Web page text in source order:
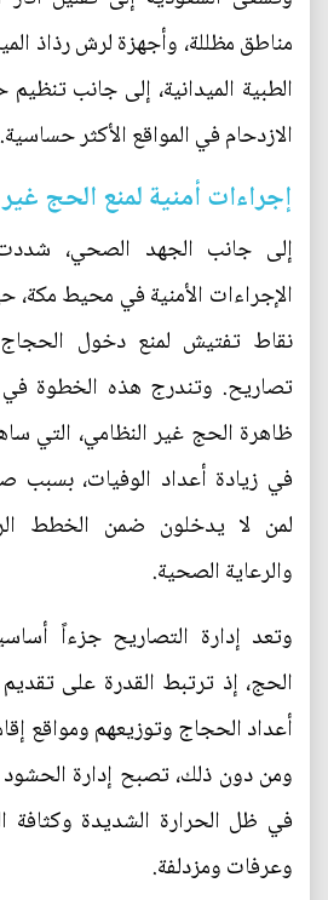
مناطق مظللة، وأجهزة لرش رذاذ
الطبية الميدانية، إلى جانب
الازدحام في المواقع الأكثر حساسية.
إجراءات أمنية لمنع الحج
إلى جانب الجهد الصحي،
الإجراءات الأمنية في محيط مكة،
نقاط تفتيش لمنع دخول
تصاريح. وتندرج هذه الخطوة
ظاهرة الحج غير النظامي، التي
في زيادة أعداد الوفيات، بسبب
لمن لا يدخلون ضمن الخطط
والرعاية الصحية.
وتعد إدارة التصاريح جزءاً
الحج، إذ ترتبط القدرة على
أعداد الحجاج وتوزيعهم ومواقع
ومن دون ذلك، تصبح إدارة
في ظل الحرارة الشديدة وكثافة
وعرفات ومزدلفة.